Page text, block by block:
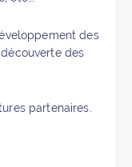
des
des
partenaires.